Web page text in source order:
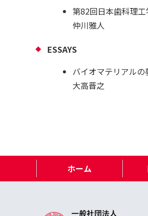
第82回日本歯科理
仲川雅人
ESSAYS
バイオマテリアルの
大高晋之
ホーム